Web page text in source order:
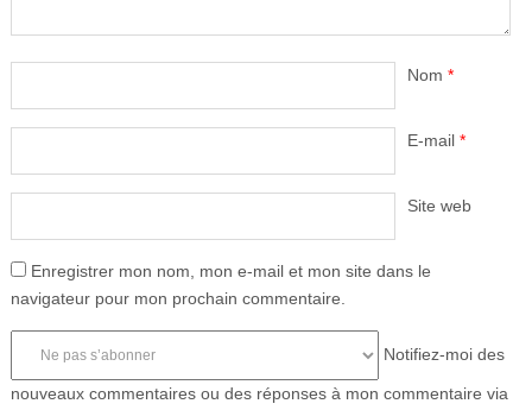
Nom *
E-mail *
Site web
Enregistrer mon nom, mon e-mail et mon site dans le
navigateur pour mon prochain commentaire.
Notifiez-moi des
nouveaux commentaires ou des réponses à mon commentaire via